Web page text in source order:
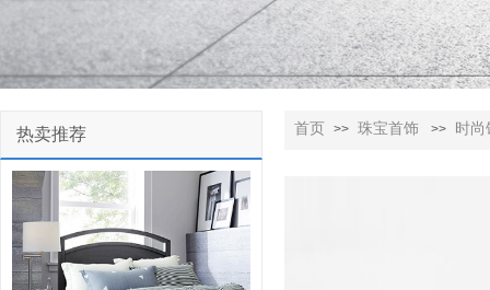
热卖推荐 首页 >> 珠宝首饰 >> 时尚